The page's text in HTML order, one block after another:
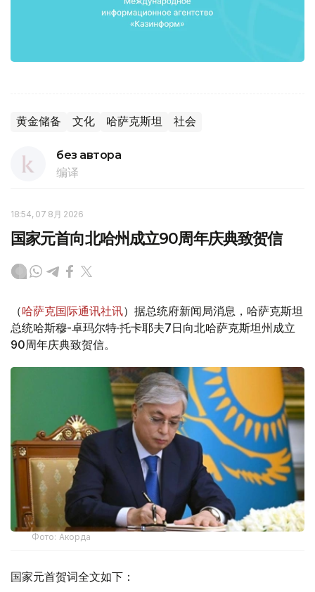
黄金储备 文化 哈萨克斯坦 社会
без автора
编译
18:54, 07 8月 2026
国家元首向北哈州成立90周年庆典致贺信
（哈萨克国际通讯社讯）据总统府新闻局消息，哈萨克斯坦
总统哈斯穆-卓玛尔特·托卡耶夫7日向北哈萨克斯坦州成立
90周年庆典致贺信。
Фото: Акорда
国家元首贺词全文如下：